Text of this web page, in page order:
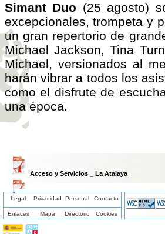
Simant Duo (25 agosto)
excepcionales, trompeta y
un gran repertorio de
Michael Jackson, Tina
Michael, versionados al
harán vibrar a todos los
como el disfrute de
una época.
Acceso y Servicios _ La Atalaya
Programa de Conciertos en La Atalaya 2024
Legal Privacidad Personal Contacto
Enlaces Mapa Directorio Cookies